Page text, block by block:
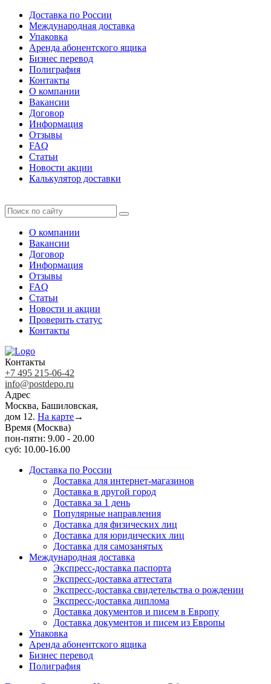
Доставка по России
Международная доставка
Упаковка
Аренда абонентского ящика
Бизнес перевод
Полиграфия
Контакты
О компании
Вакансии
Договор
Информация
Отзывы
FAQ
Статьи
Новости акции
Калькулятор доставки
О компании
Вакансии
Договор
Информация
Отзывы
FAQ
Статьи
Новости и акции
Проверить статус
Контакты
Контакты
+7 495 215-06-42
info@postdepo.ru
Адрес
Москва, Башиловская,
дом 12. На карте→
Время (Москва)
пон-пятн: 9.00 - 20.00
суб: 10.00-16.00
Доставка по России
Доставка для интернет-магазинов
Доставка в другой город
Доставка за 1 день
Популярные направления
Доставка для физических лиц
Доставка для юридических лиц
Доставка для самозанятых
Международная доставка
Экспресс-доставка паспорта
Экспресс-доставка аттестата
Экспресс-доставка свидетельства о рождении
Экспресс-доставка диплома
Доставка документов и писем в Европу
Доставка документов и писем из Европы
Упаковка
Аренда абонентского ящика
Бизнес перевод
Полиграфия